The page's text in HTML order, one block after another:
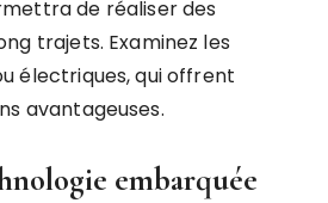
de réaliser des
trajets. Examinez les
électriques, qui offrent
avantageuses.
embarquée